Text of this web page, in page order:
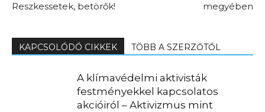
Reszkessetek, betörők!
megyében
KAPCSOLÓDÓ CIKKEK TÖBB A SZERZŐTŐL
A klímavédelmi aktivisták
festményekkel kapcsolatos
akcióiról – Aktivizmus mint